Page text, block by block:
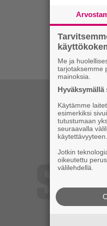
Me ja
tarjotaksemme
mainoksia.
Käytämme
esimerkiksi
tutustumaan
seuraavalla
käytettävyyteen.
Jotkin
oikeutettu
välilehdellä.